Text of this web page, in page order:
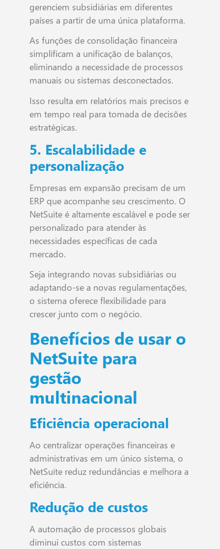
gerenciem subsidiárias em diferentes
países a partir de uma única plataforma.
As funções de consolidação financeira
simplificam a unificação de balanços,
eliminando a necessidade de processos
manuais ou sistemas desconectados.
Isso resulta em relatórios mais precisos e
em tempo real para tomada de decisões
estratégicas.
5. Escalabilidade e
personalização
Empresas em expansão precisam de um
ERP que acompanhe seu crescimento. O
NetSuite é altamente escalável e pode ser
personalizado para atender às
necessidades específicas de cada
mercado.
Seja integrando novas subsidiárias ou
adaptando-se a novas regulamentações,
o sistema oferece flexibilidade para
crescer junto com o negócio.
Benefícios de usar o
NetSuite para
gestão
multinacional
Eficiência operacional
Ao centralizar operações financeiras e
administrativas em um único sistema, o
NetSuite reduz redundâncias e melhora a
eficiência.
Redução de custos
A automação de processos globais
diminui custos com sistemas